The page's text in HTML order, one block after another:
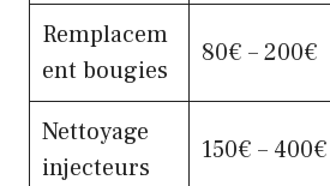
Remplacem
ent bougies
80€ – 200€
Nettoyage
injecteurs
150€ – 400€